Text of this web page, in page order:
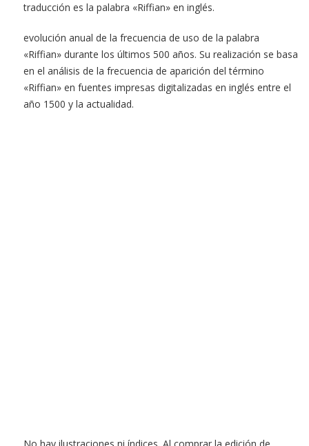
traducción es la palabra «Riffian» en inglés.
evolución anual de la frecuencia de uso de la palabra
«Riffian» durante los últimos 500 años. Su realización se basa
en el análisis de la frecuencia de aparición del término
«Riffian» en fuentes impresas digitalizadas en inglés entre el
año 1500 y la actualidad.